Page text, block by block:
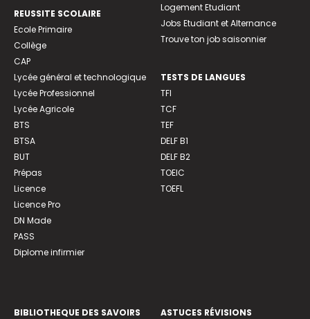
REUSSITE SCOLAIRE
Ecole Primaire
Collège
CAP
Lycée général et technologique
Lycée Professionnel
Lycée Agricole
BTS
BTSA
BUT
Prépas
Licence
Licence Pro
DN Made
PASS
Diplome infirmier
Logement Etudiant
Jobs Etudiant et Alternance
Trouve ton job saisonnier
TESTS DE LANGUES
TFI
TCF
TEF
DELF B1
DELF B2
TOEIC
TOEFL
BIBLIOTHEQUE DES SAVOIRS
ASTUCES RÉVISIONS